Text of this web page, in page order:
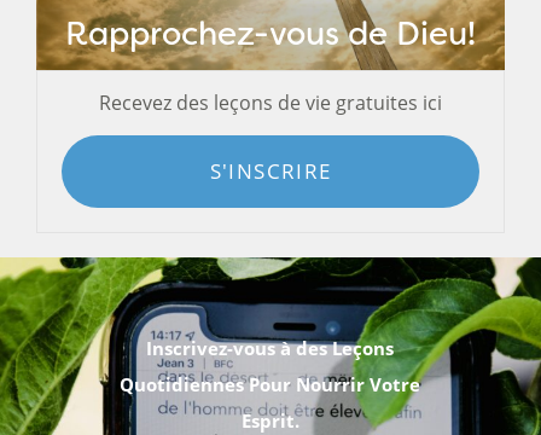
Rapprochez-vous de Dieu!
Recevez des leçons de vie gratuites ici
S'INSCRIRE
Inscrivez-vous à des Leçons
Quotidiennes Pour Nourrir Votre
Esprit.